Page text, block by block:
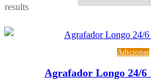
results
Ordenado
popularidade
Adicionar
Agrafador Longo 24/6